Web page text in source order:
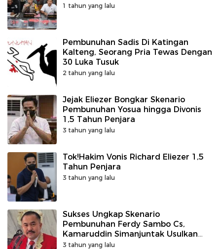
1 tahun yang lalu
Pembunuhan Sadis Di Katingan
Kalteng, Seorang Pria Tewas Dengan
30 Luka Tusuk
2 tahun yang lalu
Jejak Eliezer Bongkar Skenario
Pembunuhan Yosua hingga Divonis
1,5 Tahun Penjara
3 tahun yang lalu
Tok!Hakim Vonis Richard Eliezer 1,5
Tahun Penjara
3 tahun yang lalu
Sukses Ungkap Skenario
Pembunuhan Ferdy Sambo Cs,
Kamaruddin Simanjuntak Usulkan
Brigadir J Jadi Pahlawan Kepolisian.
3 tahun yang lalu